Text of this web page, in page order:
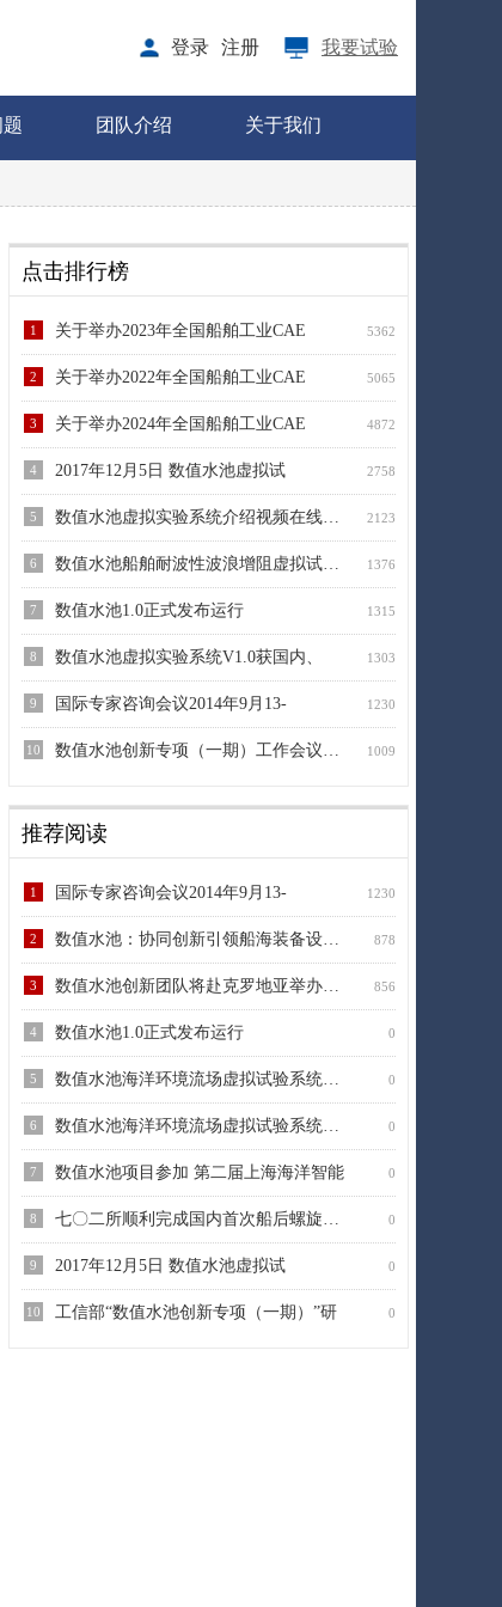
登录 注册 我要试验
团队介绍 关于我们
点击排行榜
5362
1 关于举办2023年全国船舶工业CAE
5065
2 关于举办2022年全国船舶工业CAE
4872
3 关于举办2024年全国船舶工业CAE
2758
4 2017年12月5日 数值水池虚拟试
2123
5 数值水池虚拟实验系统介绍视频在线播放
1376
6 数值水池船舶耐波性波浪增阻虚拟试验系
1315
7 数值水池1.0正式发布运行
1303
8 数值水池虚拟实验系统V1.0获国内、
1230
9 国际专家咨询会议2014年9月13-
1009
10 数值水池创新专项（一期）工作会议在无
推荐阅读
1230
1 国际专家咨询会议2014年9月13-
878
2 数值水池：协同创新引领船海装备设计方
856
3 数值水池创新团队将赴克罗地亚举办并参
0
4 数值水池1.0正式发布运行
0
5 数值水池海洋环境流场虚拟试验系统第一
0
6 数值水池海洋环境流场虚拟试验系统工业
0
7 数值水池项目参加 第二届上海海洋智能
0
8 七〇二所顺利完成国内首次船后螺旋桨空
0
9 2017年12月5日 数值水池虚拟试
0
10 工信部“数值水池创新专项（一期）”研